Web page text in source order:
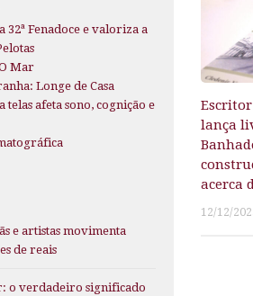
lança
acerca
12/12/
Fenadoce e valoriza a
Mar
Longe de Casa
telas afeta sono, cognição e
e artistas movimenta
de reais
o verdadeiro significado